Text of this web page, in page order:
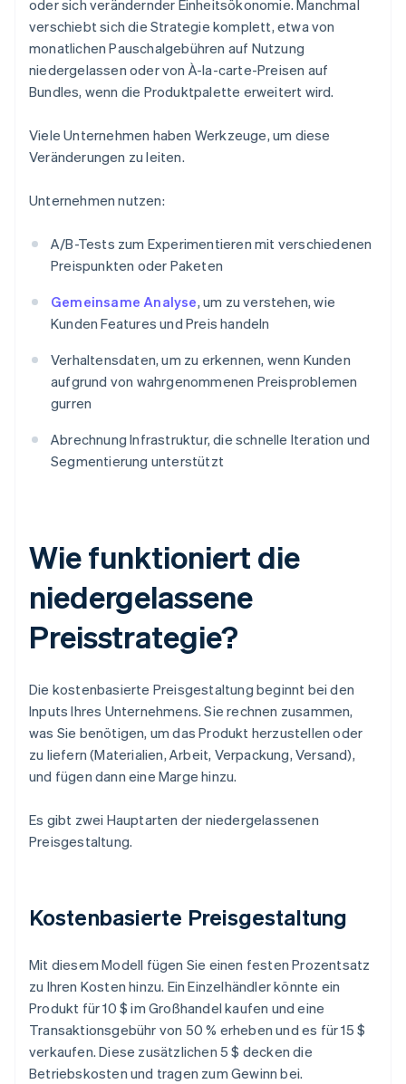
oder sich verändernder Einheitsökonomie. Manchmal
verschiebt sich die Strategie komplett, etwa von
monatlichen Pauschalgebühren auf Nutzung
niedergelassen oder von À-la-carte-Preisen auf
Bundles, wenn die Produktpalette erweitert wird.
Viele Unternehmen haben Werkzeuge, um diese
Veränderungen zu leiten.
Unternehmen nutzen:
A/B-Tests zum Experimentieren mit verschiedenen
Preispunkten oder Paketen
Gemeinsame Analyse, um zu verstehen, wie
Kunden Features und Preis handeln
Verhaltensdaten, um zu erkennen, wenn Kunden
aufgrund von wahrgenommenen Preisproblemen
gurren
Abrechnung Infrastruktur, die schnelle Iteration und
Segmentierung unterstützt
Wie funktioniert die
niedergelassene
Preisstrategie?
Die kostenbasierte Preisgestaltung beginnt bei den
Inputs Ihres Unternehmens. Sie rechnen zusammen,
was Sie benötigen, um das Produkt herzustellen oder
zu liefern (Materialien, Arbeit, Verpackung, Versand),
und fügen dann eine Marge hinzu.
Es gibt zwei Hauptarten der niedergelassenen
Preisgestaltung.
Kostenbasierte Preisgestaltung
Mit diesem Modell fügen Sie einen festen Prozentsatz
zu Ihren Kosten hinzu. Ein Einzelhändler könnte ein
Produkt für 10 $ im Großhandel kaufen und eine
Transaktionsgebühr von 50 % erheben und es für 15 $
verkaufen. Diese zusätzlichen 5 $ decken die
Betriebskosten und tragen zum Gewinn bei.